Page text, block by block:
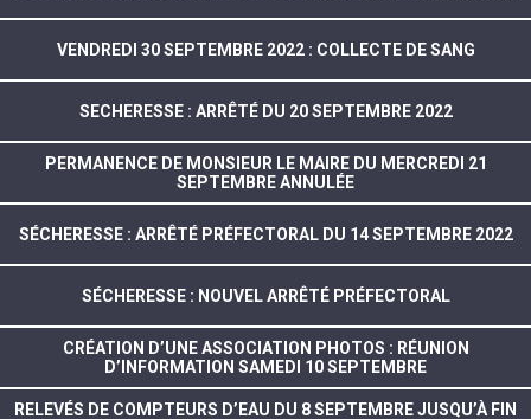
VENDREDI 30 SEPTEMBRE 2022 : COLLECTE DE SANG
SECHERESSE : ARRÊTÉ DU 20 SEPTEMBRE 2022
PERMANENCE DE MONSIEUR LE MAIRE DU MERCREDI 21
SEPTEMBRE ANNULÉE
SÉCHERESSE : ARRÊTÉ PRÉFECTORAL DU 14 SEPTEMBRE 2022
SÉCHERESSE : NOUVEL ARRÊTÉ PRÉFECTORAL
CRÉATION D’UNE ASSOCIATION PHOTOS : RÉUNION
D’INFORMATION SAMEDI 10 SEPTEMBRE
RELEVÉS DE COMPTEURS D’EAU DU 8 SEPTEMBRE JUSQU’À FIN